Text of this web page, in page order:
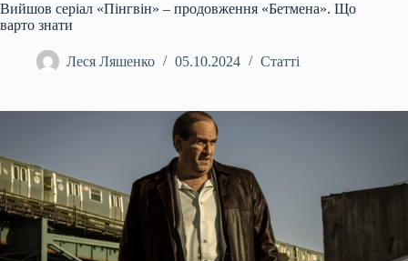
Вийшов серіал «Пінгвін» – продовження «Бетмена». Що
варто знати
Леся Ляшенко 05.10.2024 Статті